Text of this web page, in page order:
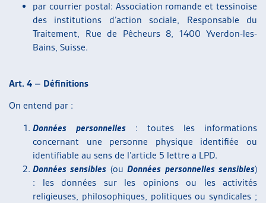
par courrier postal: Association romande et tessinoise
des institutions d’action sociale, Responsable du
Traitement, Rue de Pêcheurs 8, 1400 Yverdon-les-
Bains, Suisse.
Art. 4 – Définitions
On entend par :
Données personnelles : toutes les informations
concernant une personne physique identifiée ou
identifiable au sens de l’article 5 lettre a LPD.
Données sensibles (ouDonnées personnelles sensibles)
: les données sur les opinions ou les activités
religieuses, philosophiques, politiques ou syndicales ;